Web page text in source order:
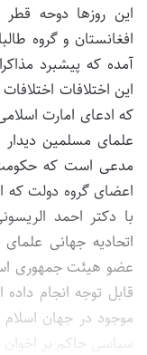
این روزها دوحه
افغانستان و گروه
آمده که پیشبرد
این اختلافات
که ادعای امارت
علمای مسلمین
مدعی است که
اعضای گروه دولت که
با دکتر احمد
اتحادیه جهانی
عضو هیئت جمهوری
قابل توجه انجام
موجود در جهان
سیاسی حاکم بر اخوان